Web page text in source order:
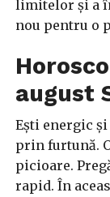
limitelor și a
nou pentru o
august
Ești energic
prin furtună.
picioare.
rapid. În